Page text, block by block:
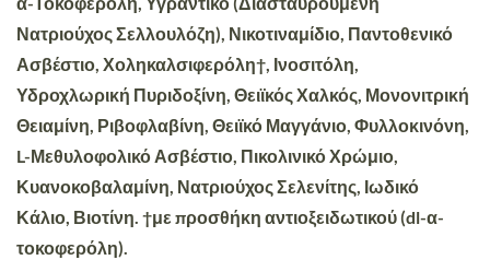
Νατριούχος Σελλουλόζη), Νικοτιναμίδιο, Παντοθενικό
Ασβέστιο, Χοληκαλσιφερόλη†, Ινοσιτόλη,
Υδροχλωρική Πυριδοξίνη, Θειϊκός Χαλκός, Μονονιτρική
Θειαμίνη, Ριβοφλαβίνη, Θειϊκό Μαγγάνιο, Φυλλοκινόνη,
L-Μεθυλοφολικό Ασβέστιο, Πικολινικό Χρώμιο,
Κυανοκοβαλαμίνη, Νατριούχος Σελενίτης, Ιωδικό
Κάλιο, Βιοτίνη. †με προσθήκη αντιοξειδωτικού (dl-α-
τοκοφερόλη).